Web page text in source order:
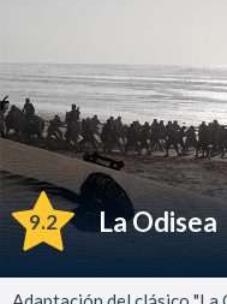
9.2 La Odisea